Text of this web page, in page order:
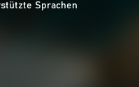
Sprachen